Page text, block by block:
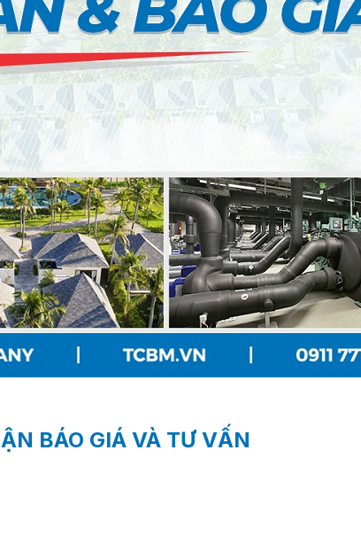
BÁO GIÁ VÀ TƯ VẤN